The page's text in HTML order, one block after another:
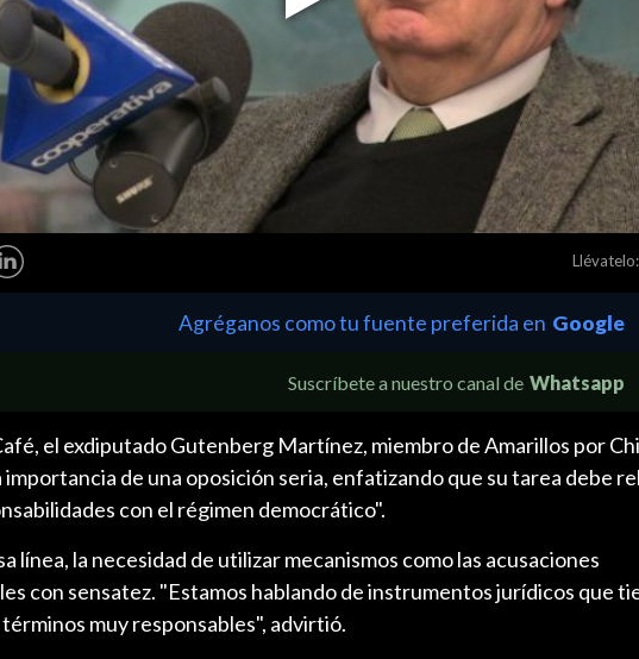
Video
Llévatelo:
Agréganos como tu fuente preferida en Google
Suscríbete a nuestro canal de Whatsapp
el exdiputado Gutenberg Martínez, miembro de Amarillos por
importancia de una oposición seria, enfatizando que su tarea debe
con el régimen democrático".
línea, la necesidad de utilizar mecanismos como las acusaciones
con sensatez. "Estamos hablando de instrumentos jurídicos que
muy responsables", advirtió.